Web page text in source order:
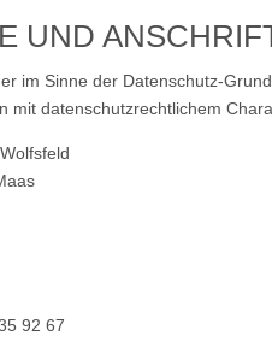
UND
im Sinne der Datenschutz-
mit datenschutzrechtlichem
92 67